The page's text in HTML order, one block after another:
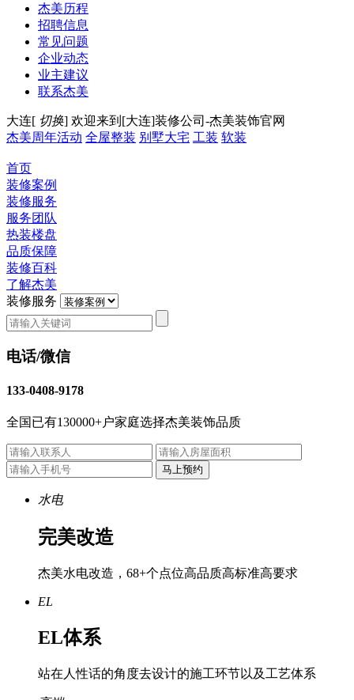
杰美历程
招聘信息
常见问题
企业动态
业主建议
联系杰美
大连[ 切换] 欢迎来到[大连]装修公司-杰美装饰官网
杰美周年活动 全屋整装 别墅大宅 工装 软装
首页
装修案例
装修服务
服务团队
热装楼盘
品质保障
装修百科
了解杰美
装修服务
电话/微信
133-0408-9178
全国已有130000+户家庭选择杰美装饰品质
马上预约
水电
完美改造
杰美水电改造，68+个点位高品质高标准高要求
EL
EL体系
站在人性话的角度去设计的施工环节以及工艺体系